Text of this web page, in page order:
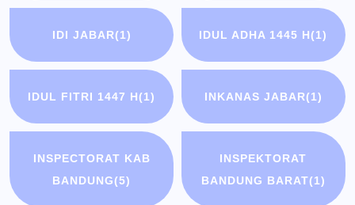
IDI JABAR(1) IDUL ADHA 1445 H(1)
IDUL FITRI 1447 H(1) INKANAS JABAR(1)
INSPECTORAT KAB
BANDUNG(5)
INSPEKTORAT
BANDUNG BARAT(1)